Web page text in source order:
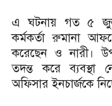
এ ঘটনায় গত ৫
কর্মকর্তা রুমানা
করেছেন ও নারী।
তদন্ত করে ব্যবস্থা
অফিসার ইনচার্জকে